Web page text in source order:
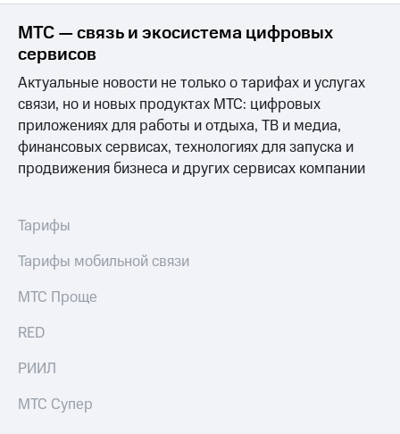
приобретения
Порядок
выкупа
акций
Дивиденды
облигаций
Описание
Еврооблигации-2023
Другое
Регистратор
этика
МТС — связь и экосистема цифровых
сервисов
Актуальные новости не только о тарифах и услугах
связи, но и новых продуктах МТС: цифровых
приложениях для работы и отдыха, ТВ и медиа,
финансовых сервисах, технологиях для запуска и
продвижения бизнеса и других сервисах компании
Тарифы
Тарифы мобильной связи
МТС Проще
RED
РИИЛ
МТС Супер